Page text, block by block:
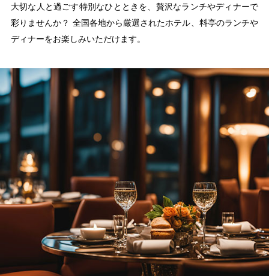
大切な人と過ごす特別なひとときを、贅沢なランチやディナーで
彩りませんか？ 全国各地から厳選されたホテル、料亭のランチや
ディナーをお楽しみいただけます。